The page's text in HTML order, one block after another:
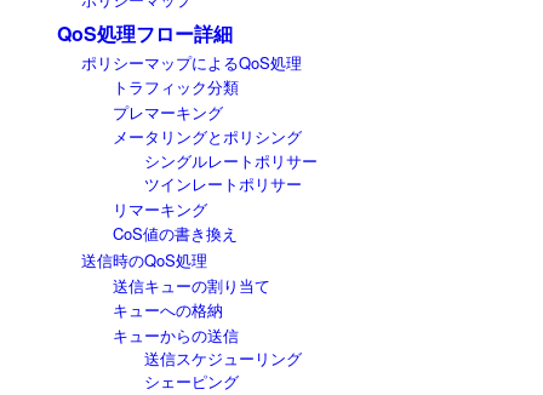
QoS処理フロー詳細
ポリシーマップによるQoS処理
トラフィック分類
プレマーキング
メータリングとポリシング
シングルレートポリサー
ツインレートポリサー
リマーキング
CoS値の書き換え
送信時のQoS処理
送信キューの割り当て
キューへの格納
キューからの送信
送信スケジューリング
シェーピング